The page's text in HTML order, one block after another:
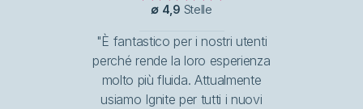
∅ 4,9 Stelle
"È fantastico per i nostri utenti
perché rende la loro esperienza
molto più fluida. Attualmente
usiamo Ignite per tutti i nuovi